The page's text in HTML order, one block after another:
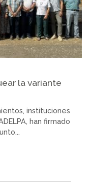
la variante
instituciones
han firmado